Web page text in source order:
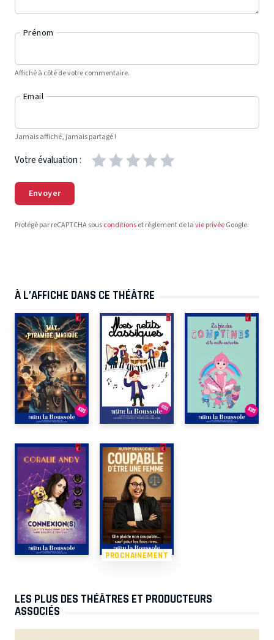
Prénom
Affiché à côté de votre commentaire.
Email
Jamais affiché, jamais partagé !
Votre évaluation :
Envoyer
Protégé par reCAPTCHA sousconditionset règlement de lavie privéeGoogle.
À L’AFFICHE DANS CE THÉÂTRE
PROCHAINEMENT
LES PLUS DES THÉÂTRES ET PRODUCTEURS
ASSOCIÉS